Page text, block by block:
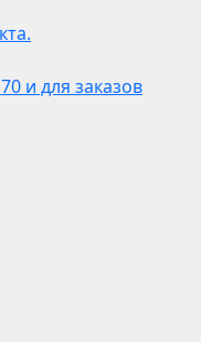
и для заказов